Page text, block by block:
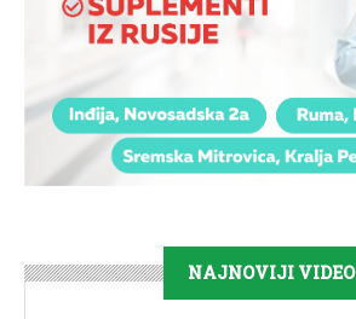
NAJNOVIJI VIDEO